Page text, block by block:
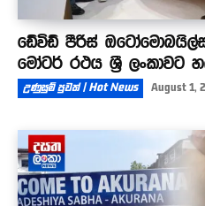
ඩේවිඩ් පීරිස්
මෝටර් රථය ශ්‍රී ලංකාවට
උණුසුම් පුවත් | Hot News August 1,